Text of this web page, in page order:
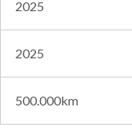
2025
2025
500.000km